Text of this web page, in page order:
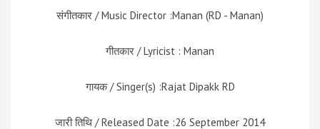
संगीतकार / Music Director :Manan (RD - Manan)
गीतकार / Lyricist : Manan
गायक / Singer(s) :Rajat Dipakk RD
जारी तिथि / Released Date :26 September 2014